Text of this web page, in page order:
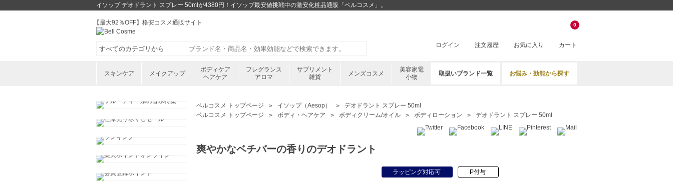
イソップ デオドラント スプレー 50mlが4380円！イソップ最安値挑戦中の激安化粧品通販「ベルコスメ」。
【最大92％OFF】格安コスメ通販サイト
ログイン 注文履歴 お気に入り カート
0
スキンケア メイクアップ
ボディケア
ヘアケア
フレグランス
アロマ
サプリメント
雑貨
メンズコスメ
美容家電
小物
取扱いブランド一覧 お悩み・効能から探す
ベルコスメ トップページ イソップ（Aesop）
デオドラント スプレー 50ml
ベルコスメ トップページ
ボディ・ヘアケア ボディクリーム/オイル ボディローション デオドラント スプレー 50ml
爽やかなベチバーの香りのデオドラント
ラッピング対応可 P付与